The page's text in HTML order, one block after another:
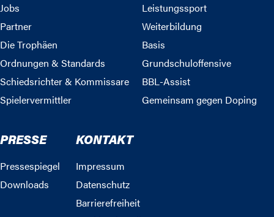
Jobs
Partner
Die Trophäen
Ordnungen & Standards
Schiedsrichter & Kommissare
Spielervermittler
Leistungssport
Weiterbildung
Basis
Grundschuloffensive
BBL-Assist
Gemeinsam gegen Doping
PRESSE
Pressespiegel
Downloads
KONTAKT
Impressum
Datenschutz
Barrierefreiheit